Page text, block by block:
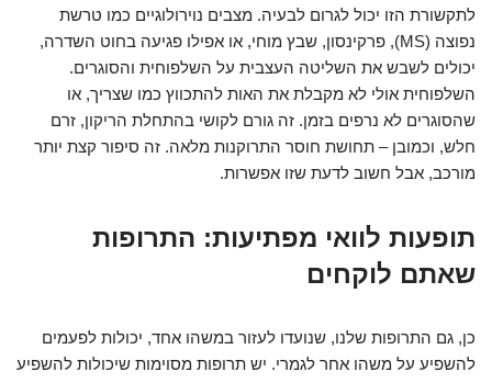
לתקשורת הזו יכול לגרום לבעיה. מצבים נוירולוגיים כמו טרשת
נפוצה (MS), פרקינסון, שבץ מוחי, או אפילו פגיעה בחוט השדרה,
יכולים לשבש את השליטה העצבית על השלפוחית והסוגרים.
השלפוחית אולי לא מקבלת את האות להתכווץ כמו שצריך, או
שהסוגרים לא נרפים בזמן. זה גורם לקושי בהתחלת הריקון, זרם
חלש, וכמובן – תחושת חוסר התרוקנות מלאה. זה סיפור קצת יותר
מורכב, אבל חשוב לדעת שזו אפשרות.
תופעות לוואי מפתיעות: התרופות
שאתם לוקחים
כן, גם התרופות שלנו, שנועדו לעזור במשהו אחד, יכולות לפעמים
להשפיע על משהו אחר לגמרי. יש תרופות מסוימות שיכולות להשפיע